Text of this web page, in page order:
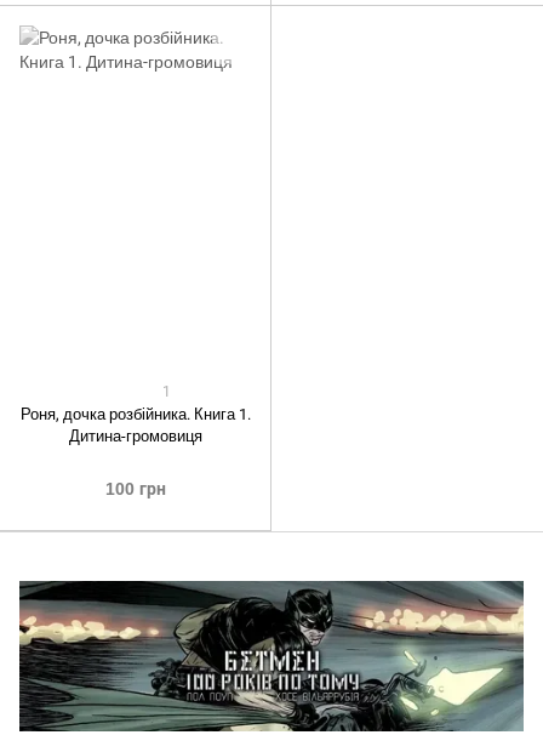
1
Роня, дочка розбійника. Книга 1.
Дитина-громовиця
100 грн